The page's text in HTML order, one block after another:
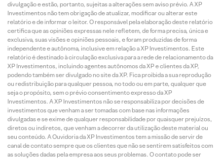
divulgação e estão, portanto, sujeitas a alterações sem aviso prévio. A XP
Investimentos não tem obrigação de atualizar, modificar ou alterar este
relatório e de informar o leitor. O responsável pela elaboração deste relatório
certifica que as opiniões expressas nele refletem, de forma precisa, única e
exclusiva, suas visões e opiniões pessoais, e foram produzidas de forma
independente e autônoma, inclusive em relação a XP Investimentos. Este
relatório é destinado à circulação exclusiva para a rede de relacionamento da
XP Investimentos, incluindo agentes autônomos da XP e clientes da XP,
podendo também ser divulgado no site da XP. Fica proibida a sua reprodução
ou redistribuição para qualquer pessoa, no todo ou em parte, qualquer que
seja o propósito, sem o prévio consentimento expresso da XP
Investimentos. A XP Investimentos não se responsabiliza por decisões de
investimentos que venham a ser tomadas com base nas informações
divulgadas e se exime de qualquer responsabilidade por quaisquer prejuízos,
diretos ou indiretos, que venham a decorrer da utilização deste material ou
seu conteúdo. A Ouvidoria da XP Investimentos tem a missão de servir de
canal de contato sempre que os clientes que não se sentirem satisfeitos com
as soluções dadas pela empresa aos seus problemas. O contato pode ser